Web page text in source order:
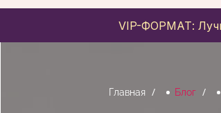
Главная Блог
VIP-ФОРМАТ: